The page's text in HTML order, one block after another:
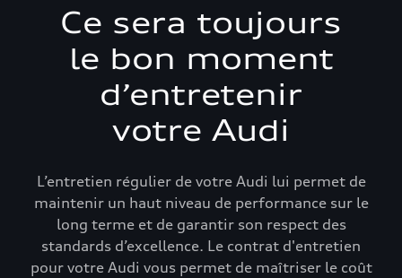
Ce sera toujours
le bon moment
d’entretenir
votre Audi
L’entretien régulier de votre Audi lui permet de
maintenir un haut niveau de performance sur le
long terme et de garantir son respect des
standards d’excellence. Le contrat d'entretien
pour votre Audi vous permet de maîtriser le coût